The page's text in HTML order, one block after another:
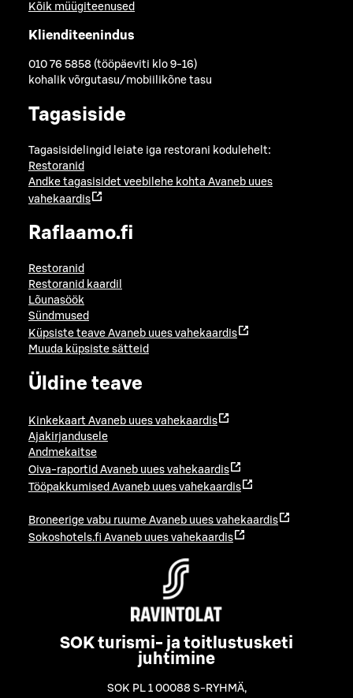
Kõik müügiteenused
Klienditeenindus
010 76 5858 (tööpäeviti klo 9-16)
kohalik võrgutasu/mobiilikõne tasu
Tagasiside
Tagasisidelingid leiate iga restorani kodulehelt:
Restoranid
Andke tagasisidet veebilehe kohta Avaneb uues
vahekaardis
Raflaamo.fi
Restoranid
Restoranid kaardil
Lõunasöök
Sündmused
Küpsiste teave Avaneb uues vahekaardis
Muuda küpsiste sätteid
Üldine teave
Kinkekaart Avaneb uues vahekaardis
Ajakirjandusele
Andmekaitse
Oiva-raportid Avaneb uues vahekaardis
Tööpakkumised Avaneb uues vahekaardis
Broneerige vabu ruume Avaneb uues vahekaardis
Sokoshotels.fi Avaneb uues vahekaardis
SOK turismi- ja toitlustusketi
juhtimine
SOK PL 1 00088 S-RYHMÄ,